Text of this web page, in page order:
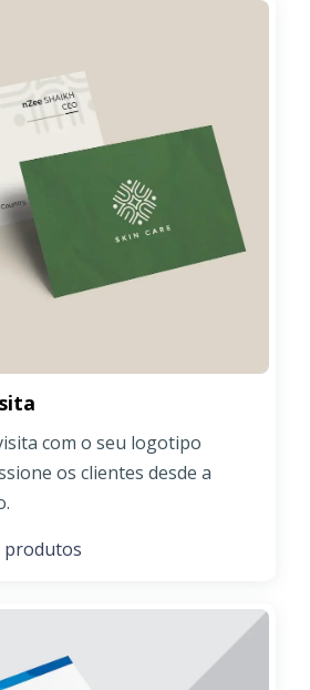
com o seu logotipo
os clientes desde a
produtos